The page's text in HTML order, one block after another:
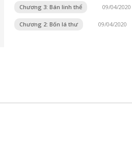
Chương 3: Bán linh thể 09/04/2020
Chương 2: Bốn lá thư 09/04/2020